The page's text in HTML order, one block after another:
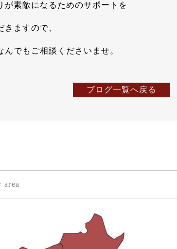
が素敵になるためのサポートを
ますので、
でもご相談くださいませ。
ブログ一覧へ戻る
area